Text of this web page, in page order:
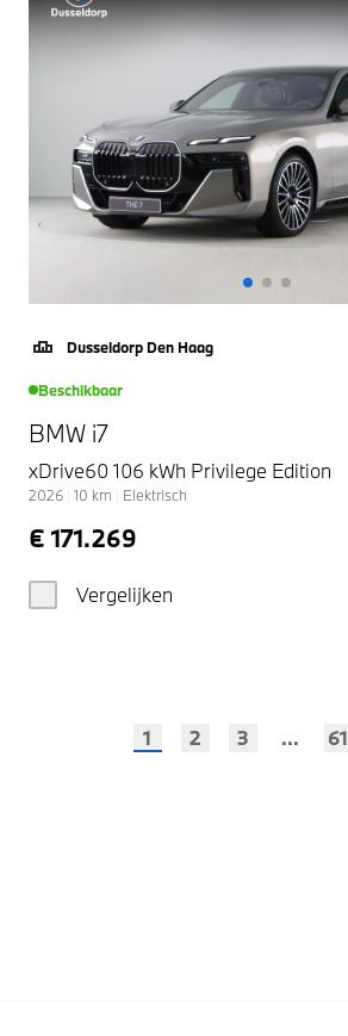
Dusseldorp Den Haag
Beschikbaar
BMW i7
xDrive60 106 kWh Privilege Edition
2026 10 km Elektrisch
€ 171.269
Vergelijken
1 2 3 ... 61